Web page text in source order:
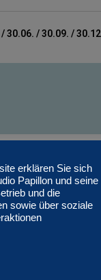
30.06. / 30.09. /
erklären Sie sich
Papillon und seine
und die
sowie über soziale